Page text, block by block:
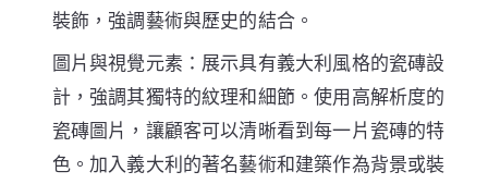
裝飾，強調藝術與歷史的結合。
圖片與視覺元素：展示具有義大利風格的瓷磚設
計，強調其獨特的紋理和細節。使用高解析度的
瓷磚圖片，讓顧客可以清晰看到每一片瓷磚的特
色。加入義大利的著名藝術和建築作為背景或裝